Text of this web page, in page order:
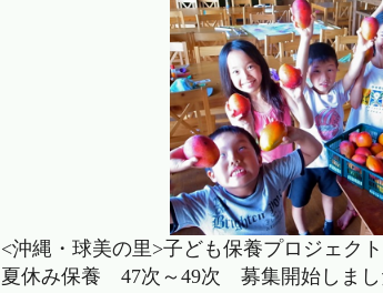
<沖縄・球美の里>子ども保養プロジェクト
夏休み保養 47次～49次 募集開始しま